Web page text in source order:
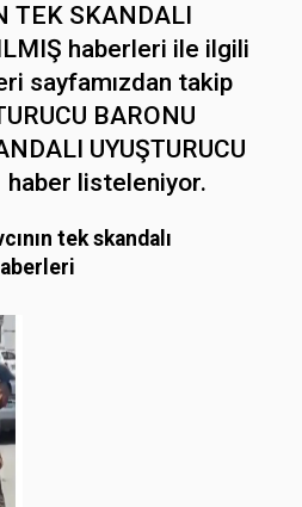
TEK SKANDALI
haberleri ile ilgili
sayfamızdan takip
BARONU
UYUŞTURUCU
haber listeleniyor.
tek skandalı